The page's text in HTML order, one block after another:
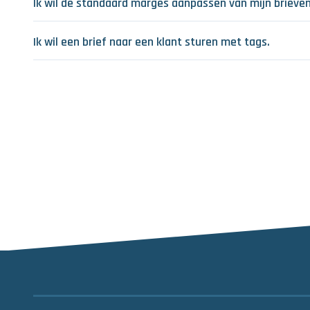
Ik wil een brief naar een klant sturen met tags.